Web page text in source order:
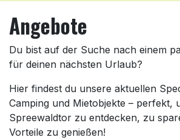
Angebote
Du bist auf der Suche nach einem
für deinen nächsten Urlaub?
Hier findest du unsere aktuellen
Camping und Mietobjekte – perfekt,
Spreewaldtor zu entdecken, zu
Vorteile zu genießen!